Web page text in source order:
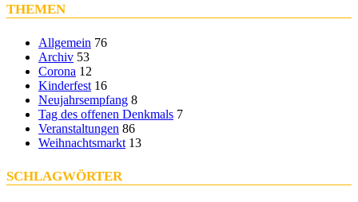
THEMEN
Allgemein 76
Archiv 53
Corona 12
Kinderfest 16
Neujahrsempfang 8
Tag des offenen Denkmals 7
Veranstaltungen 86
Weihnachtsmarkt 13
SCHLAGWÖRTER